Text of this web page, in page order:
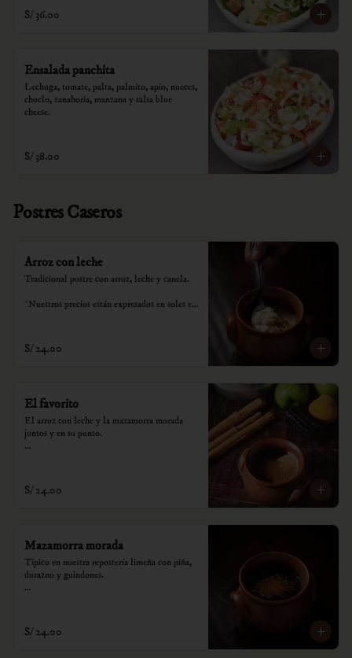
S/ 36.00
Ensalada panchita
Lechuga, tomate, palta, palmito, apio, nueces,
choclo, zanahoria, manzana y salsa blue
cheese.
S/ 38.00
Postres Caseros
Arroz con leche
Tradicional postre con arroz, leche y canela.
*Nuestros precios están expresados en soles e
S/ 24.00
El favorito
El arroz con leche y la mazamorra morada
juntos y en su punto.
consumo.
S/ 24.00
Mazamorra morada
Típico en nuestra repostería limeña con piña,
durazno y guindones.
consumo.
S/ 24.00